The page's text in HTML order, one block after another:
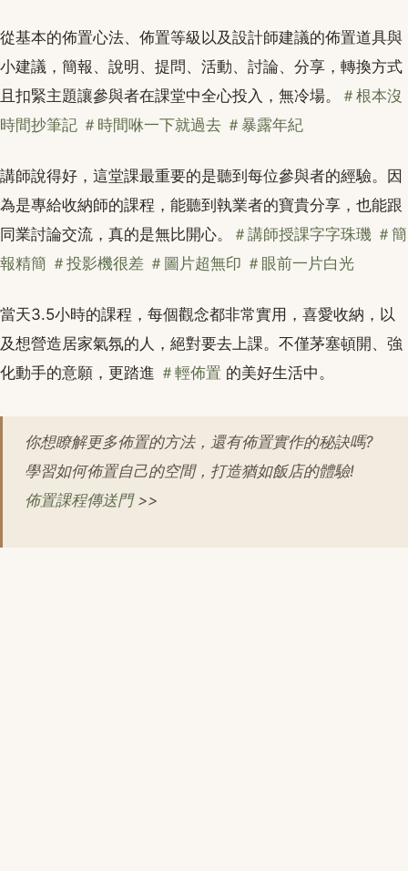
從基本的佈置心法、佈置等級以及設計師建議的佈置道具與
小建議，簡報、說明、提問、活動、討論、分享，轉換方式
且扣緊主題讓參與者在課堂中全心投入，無冷場。
＃根本沒
時間抄筆記 ＃時間咻一下就過去 ＃暴露年紀
講師說得好，這堂課最重要的是聽到每位參與者的經驗。因
為是專給收納師的課程，能聽到執業者的寶貴分享，也能跟
同業討論交流，真的是無比開心。
＃講師授課字字珠璣 ＃簡
報精簡 ＃投影機很差 ＃圖片超無印 ＃眼前一片白光
當天3.5小時的課程，每個觀念都非常實用，喜愛收納，以
及想營造居家氣氛的人，絕對要去上課。不僅茅塞頓開、強
化動手的意願，更踏進 ＃輕佈置 的美好生活中。
你想瞭解更多佈置的方法，還有佈置實作的秘訣嗎?
學習如何佈置自己的空間，打造猶如飯店的體驗!
佈置課程傳送門>>